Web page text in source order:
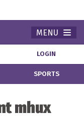
MENU
LOGIN
SPORTS
mhux